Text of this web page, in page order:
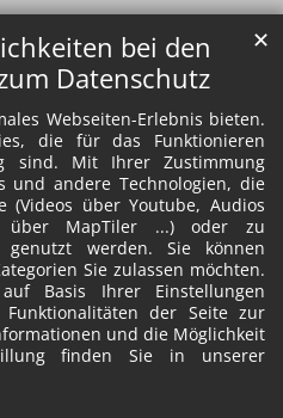
bei den
Datenschutz
Webseiten-Erlebnis bieten.
die für das Funktionieren
sind. Mit Ihrer Zustimmung
und andere Technologien, die
(Videos über Youtube, Audios
über MapTiler ...) oder zu
genutzt werden. Sie können
Sie zulassen möchten.
Basis Ihrer Einstellungen
der Seite zur
und die Möglichkeit
finden Sie in unserer
✕